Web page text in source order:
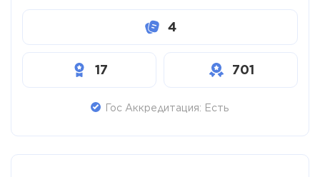
4
17 701
Гос Аккредитация: Есть